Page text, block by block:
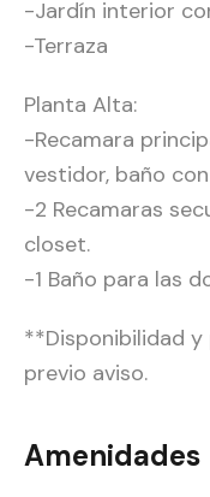
-Jardín interior
-Terraza
Planta Alta:
-Recamara
vestidor, baño
-2 Recamaras
closet.
-1 Baño para las
**Disponibilidad
previo aviso.
Amenidades